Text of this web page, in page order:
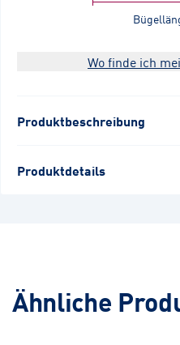
Wo finde ich
Produktbeschreibung
Produktdetails
Ähnliche